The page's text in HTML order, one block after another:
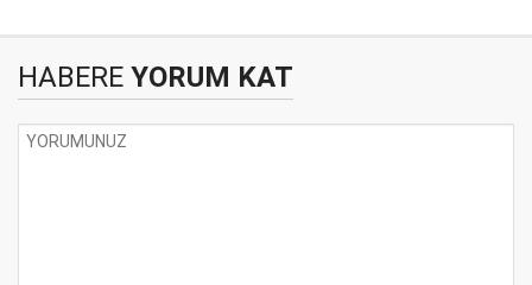
HABERE YORUM KAT